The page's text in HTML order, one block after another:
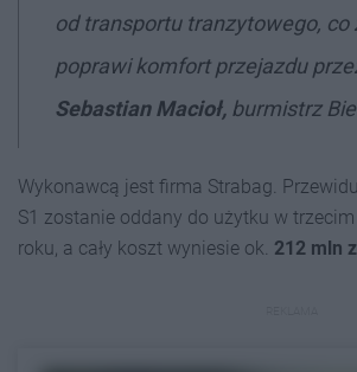
od transportu tranzytowego, co
poprawi komfort przejazdu
Sebastian Macioł, burmistrz
Wykonawcą jest firma Strabag.
S1 zostanie oddany do użytku w
roku, a cały koszt wyniesie ok. 212 mln